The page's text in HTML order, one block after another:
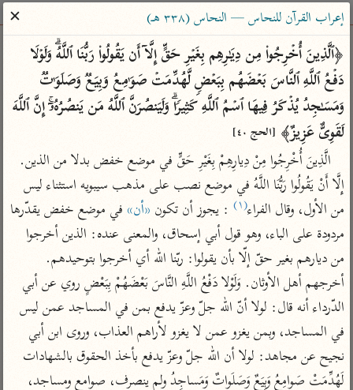
ساهم معنا في نشر القرآن والعلم الشرعي
الباحث القرآني
بحث تفسير علوم مصاحف معاجم
Type 2 or more characters for results.
Type 1 or more
characters for results.
أمّهات
تفسير الطبري
تفسير ابن كثير
تفسير القرطبي
تفسير البغوي
جمع الأقوال
تفسير ابن الجوزي
عامّة
فتح البيان للقنوجي
فتح القدير للشوكاني
تفسير ابن جزي
موسوعات
تفسير الآلوسي
تفسير الرازي
معاصرة
الميسر
المختصر في
التفسير
تفسير السعدي
أيسر التفاسير
القرآن – تدبر وعمل
تفسير ابن عثيمين
إعراب القرآن للنحاس — النحاس (٣٣٨ هـ)
✕
لَقَوِیٌّ عَزِیزٌ﴾ [الحج ٤٠]
من الأول، وقال الفراء(١) : يجوز أن تكون «أن»